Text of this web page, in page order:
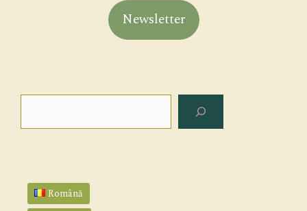
Newsletter
Română